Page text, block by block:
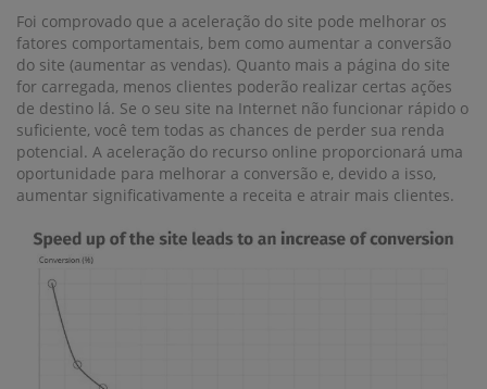
Foi comprovado que a aceleração do site pode melhorar os
fatores comportamentais, bem como aumentar a conversão
do site (aumentar as vendas). Quanto mais a página do site
for carregada, menos clientes poderão realizar certas ações
de destino lá. Se o seu site na Internet não funcionar rápido o
suficiente, você tem todas as chances de perder sua renda
potencial. A aceleração do recurso online proporcionará uma
oportunidade para melhorar a conversão e, devido a isso,
aumentar significativamente a receita e atrair mais clientes.